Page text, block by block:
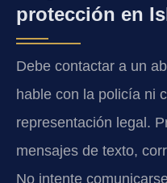
protección en
Debe contactar a un
hable con la policía ni
representación legal.
mensajes de texto,
No intente